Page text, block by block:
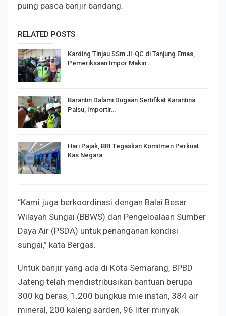
puing pasca banjir bandang.
RELATED POSTS
Karding Tinjau SSm JI-QC di Tanjung Emas,
Pemeriksaan Impor Makin…
Barantin Dalami Dugaan Sertifikat Karantina
Palsu, Importir…
Hari Pajak, BRI Tegaskan Komitmen Perkuat
Kas Negara
“Kami juga berkoordinasi dengan Balai Besar
Wilayah Sungai (BBWS) dan Pengeloalaan Sumber
Daya Air (PSDA) untuk penanganan kondisi
sungai,” kata Bergas.
Untuk banjir yang ada di Kota Semarang, BPBD
Jateng telah mendistribusikan bantuan berupa
300 kg beras, 1.200 bungkus mie instan, 384 air
mineral, 200 kaleng sarden, 96 liter minyak